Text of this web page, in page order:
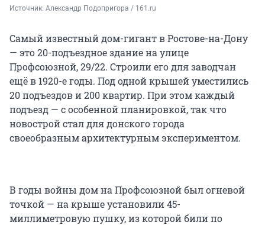
Источник: Александр Подопригора / 161.ru
Самый известный дом-гигант в Ростове-на-Дону
— это 20-подъездное здание на улице
Профсоюзной, 29/22. Строили его для заводчан
ещё в 1920-е годы. Под одной крышей уместились
20 подъездов и 200 квартир. При этом каждый
подъезд — с особенной планировкой, так что
новострой стал для донского города
своеобразным архитектурным экспериментом.
В годы войны дом на Профсоюзной был огневой
точкой — на крыше установили 45-
миллиметровую пушку, из которой били по